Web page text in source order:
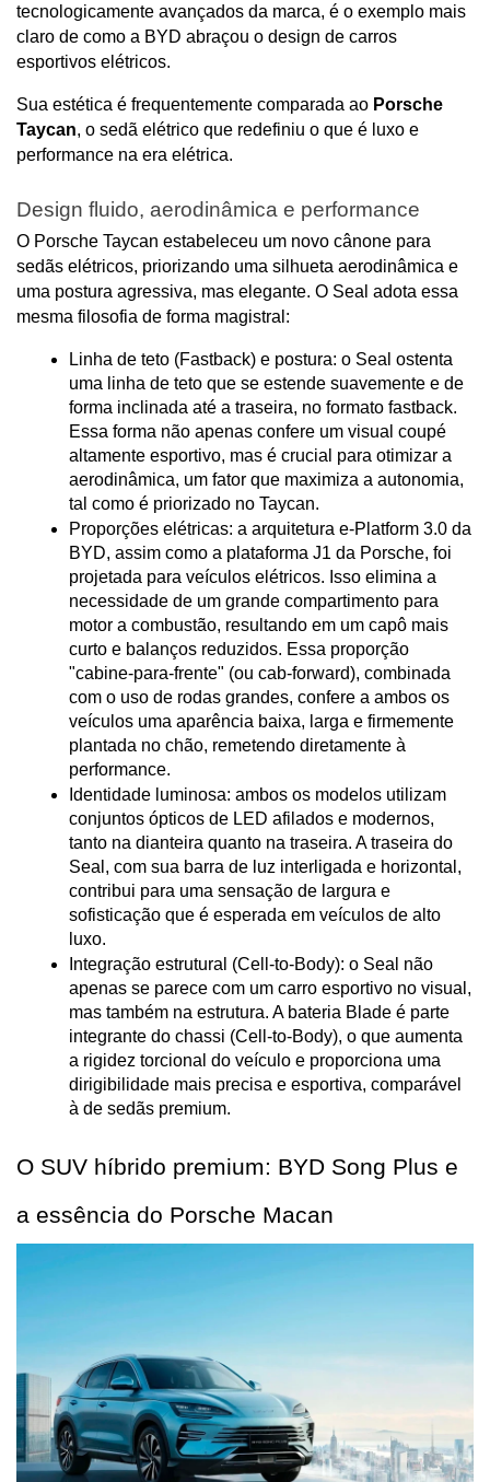
tecnologicamente avançados da marca, é o exemplo mais
claro de como a BYD abraçou o design de carros
esportivos elétricos.
Sua estética é frequentemente comparada ao Porsche
Taycan, o sedã elétrico que redefiniu o que é luxo e
performance na era elétrica.
Design fluido, aerodinâmica e performance
O Porsche Taycan estabeleceu um novo cânone para
sedãs elétricos, priorizando uma silhueta aerodinâmica e
uma postura agressiva, mas elegante. O Seal adota essa
mesma filosofia de forma magistral:
Linha de teto (Fastback) e postura: o Seal ostenta
uma linha de teto que se estende suavemente e de
forma inclinada até a traseira, no formato fastback.
Essa forma não apenas confere um visual coupé
altamente esportivo, mas é crucial para otimizar a
aerodinâmica, um fator que maximiza a autonomia,
tal como é priorizado no Taycan.
Proporções elétricas: a arquitetura e-Platform 3.0 da
BYD, assim como a plataforma J1 da Porsche, foi
projetada para veículos elétricos. Isso elimina a
necessidade de um grande compartimento para
motor a combustão, resultando em um capô mais
curto e balanços reduzidos. Essa proporção
"cabine-para-frente" (ou cab-forward), combinada
com o uso de rodas grandes, confere a ambos os
veículos uma aparência baixa, larga e firmemente
plantada no chão, remetendo diretamente à
performance.
Identidade luminosa: ambos os modelos utilizam
conjuntos ópticos de LED afilados e modernos,
tanto na dianteira quanto na traseira. A traseira do
Seal, com sua barra de luz interligada e horizontal,
contribui para uma sensação de largura e
sofisticação que é esperada em veículos de alto
luxo.
Integração estrutural (Cell-to-Body): o Seal não
apenas se parece com um carro esportivo no visual,
mas também na estrutura. A bateria Blade é parte
integrante do chassi (Cell-to-Body), o que aumenta
a rigidez torcional do veículo e proporciona uma
dirigibilidade mais precisa e esportiva, comparável
à de sedãs premium.
O SUV híbrido premium: BYD Song Plus e
a essência do Porsche Macan